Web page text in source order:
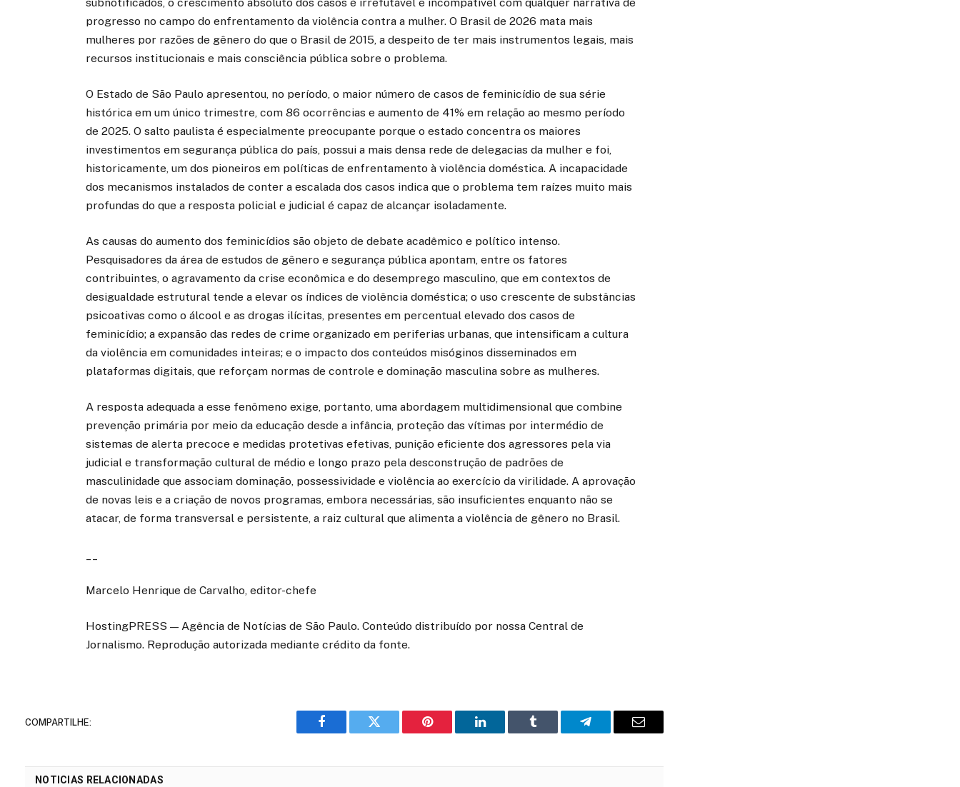
progresso no campo do enfrentamento da violência contra a mulher. O Brasil de 2026 mata mais
mulheres por razões de gênero do que o Brasil de 2015, a despeito de ter mais instrumentos legais, mais
recursos institucionais e mais consciência pública sobre o problema.
O Estado de São Paulo apresentou, no período, o maior número de casos de feminicídio de sua série
histórica em um único trimestre, com 86 ocorrências e aumento de 41% em relação ao mesmo período
de 2025. O salto paulista é especialmente preocupante porque o estado concentra os maiores
investimentos em segurança pública do país, possui a mais densa rede de delegacias da mulher e foi,
historicamente, um dos pioneiros em políticas de enfrentamento à violência doméstica. A incapacidade
dos mecanismos instalados de conter a escalada dos casos indica que o problema tem raízes muito mais
profundas do que a resposta policial e judicial é capaz de alcançar isoladamente.
As causas do aumento dos feminicídios são objeto de debate acadêmico e político intenso.
Pesquisadores da área de estudos de gênero e segurança pública apontam, entre os fatores
contribuintes, o agravamento da crise econômica e do desemprego masculino, que em contextos de
desigualdade estrutural tende a elevar os índices de violência doméstica; o uso crescente de substâncias
psicoativas como o álcool e as drogas ilícitas, presentes em percentual elevado dos casos de
feminicídio; a expansão das redes de crime organizado em periferias urbanas, que intensificam a cultura
da violência em comunidades inteiras; e o impacto dos conteúdos misóginos disseminados em
plataformas digitais, que reforçam normas de controle e dominação masculina sobre as mulheres.
A resposta adequada a esse fenômeno exige, portanto, uma abordagem multidimensional que combine
prevenção primária por meio da educação desde a infância, proteção das vítimas por intermédio de
sistemas de alerta precoce e medidas protetivas efetivas, punição eficiente dos agressores pela via
judicial e transformação cultural de médio e longo prazo pela desconstrução de padrões de
masculinidade que associam dominação, possessividade e violência ao exercício da virilidade. A aprovação
de novas leis e a criação de novos programas, embora necessárias, são insuficientes enquanto não se
atacar, de forma transversal e persistente, a raiz cultural que alimenta a violência de gênero no Brasil.
Marcelo Henrique de Carvalho, editor-chefe
HostingPRESS — Agência de Notícias de São Paulo. Conteúdo distribuído por nossa Central de
Jornalismo. Reprodução autorizada mediante crédito da fonte.
COMPARTILHE:
o
Twitter Pinterest LinkedIn Tumblr TelegramaE-
NOTICIAS RELACIONADAS